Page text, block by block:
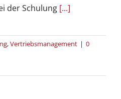
der Schulung [...]
,Vertriebsmanagement | 0